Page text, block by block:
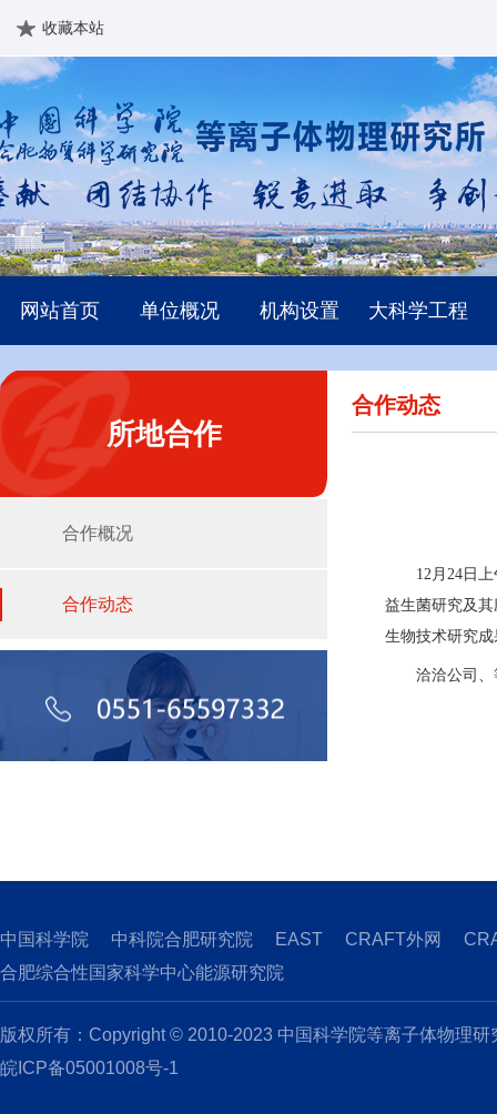
收藏本站
网站首页 单位概况 机构设置 大科学工程
所地合作
合作概况
合作动态
合作动态
12月24日上午
益生菌研究及
生物技术研究
洽洽公司、等
中国科学院 中科院合肥研究院 EAST CRAFT外网
合肥综合性国家科学中心能源研究院
版权所有：Copyright © 2010-2023 中国科学院等离子体物理
皖ICP备05001008号-1